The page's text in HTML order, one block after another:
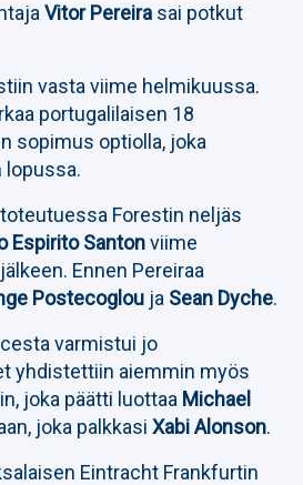
Vitor Pereira sai potkut
vasta viime helmikuussa.
portugalilaisen 18
sopimus optiolla, joka
lopussa.
Forestin neljäs
Espirito Santonviime
Ennen Pereiraa
Postecoglou ja Sean Dyche.
varmistui jo
yhdistettiin aiemmin myös
joka päätti luottaa Michael
joka palkkasi Xabi Alonson.
Eintracht Frankfurtin